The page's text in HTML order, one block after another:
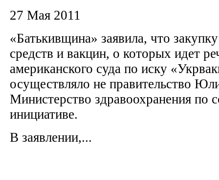
27 Мая 2011
«Батькивщина» заявила, что
средств и вакцин, о которых идет
американского суда по иску
осуществляло не правительство
Министерство здравоохранения по
инициативе.
В заявлении,...